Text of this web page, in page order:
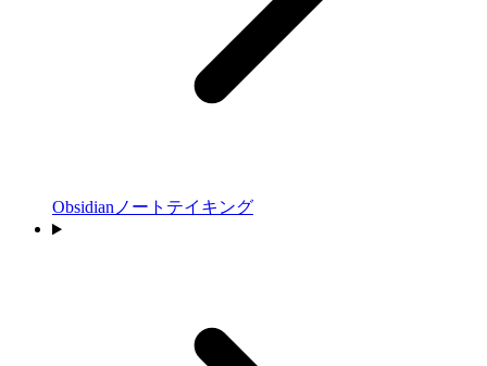
Obsidianノートテイキング